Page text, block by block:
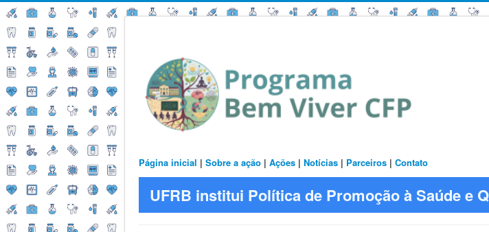
Página inicial | Sobre a ação | Ações | Notícias | Parceiros | Contato
UFRB institui Política de Promoção à Saúde e